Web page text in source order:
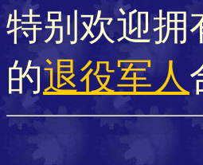
特别欢迎拥
的退役军人